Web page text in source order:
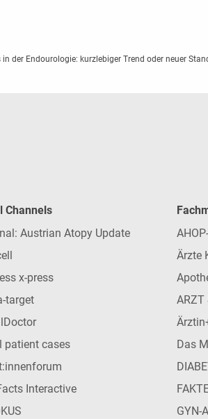
in der Endourologie: kurzlebiger Trend oder neuer
Channels
Austrian Atopy Update
x-press
target
patient cases
Interactive
Ärzte
ARZT
Das
GYN-